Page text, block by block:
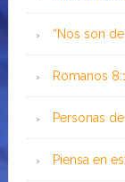
“Nos son
Romanos
Personas
Piensa en